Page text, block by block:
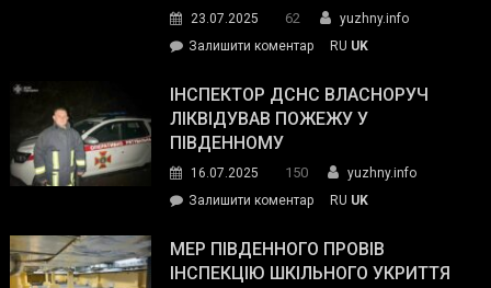
гуманітарну
допомогу
23.07.2025 62
yuzhny.info
Залишити коментарon
провів
нараду
силових
та
органів:
«Наш
RU UK
ІНСПЕКТОР ДСНС ВЛАСНОРУЧ
ЛІКВІДУВАВ ПОЖЕЖУ У
ПІВДЕННОМУ
16.07.2025 150
yuzhny.info
Залишити коментарon
ДСНС
власноруч
RU UK
МЕР ПІВДЕННОГО ПРОВІВ
ІНСПЕКЦІЮ ШКІЛЬНОГО УКРИТТЯ